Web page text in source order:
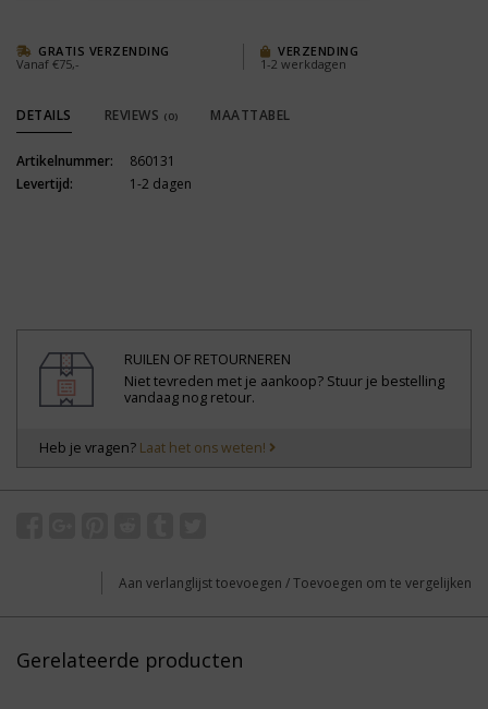
GRATIS VERZENDING
Vanaf €75,-
VERZENDING
1-2 werkdagen
DETAILS REVIEWS (0) MAATTABEL
Artikelnummer:
860131
Levertijd:
1-2 dagen
RUILEN OF RETOURNEREN
Niet tevreden met je aankoop? Stuur je bestelling
vandaag nog retour.
Heb je vragen? Laat het ons weten!
Aan verlanglijst toevoegen /Toevoegen om te vergelijken
Gerelateerde producten